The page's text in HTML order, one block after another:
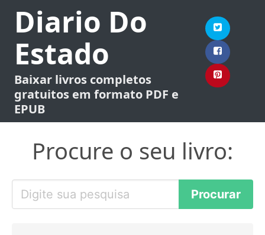
Diario Do
Estado
Baixar livros completos
gratuitos em formato PDF e
EPUB
Procure o seu livro: